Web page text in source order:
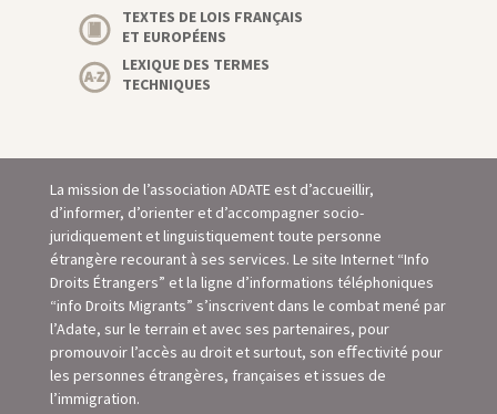
TEXTES DE LOIS FRANÇAIS
ET EUROPÉENS
LEXIQUE DES TERMES
TECHNIQUES
La mission de l’association ADATE est d’accueillir,
d’informer, d’orienter et d’accompagner socio-
juridiquement et linguistiquement toute personne
étrangère recourant à ses services. Le site Internet “Info
Droits Étrangers” et la ligne d’informations téléphoniques
“info Droits Migrants” s’inscrivent dans le combat mené par
l’Adate, sur le terrain et avec ses partenaires, pour
promouvoir l’accès au droit et surtout, son eﬀectivité pour
les personnes étrangères, françaises et issues de
l’immigration.